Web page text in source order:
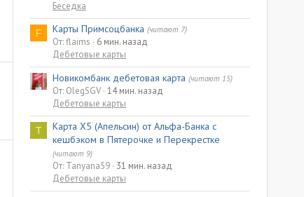
Беседка
F Карты Примсоцбанка (читают 7)
От: flaims
6 мин. назад
Дебетовые карты
Новикомбанк дебетовая карта (читают 15)
От: OlegSGV 14 мин. назад
Дебетовые карты
T
Карта X5 (Апельсин) от Альфа-Банка с
кешбэком в Пятерочке и Перекрестке
(читают 9)
От: Tanyana59 31 мин. назад
Дебетовые карты